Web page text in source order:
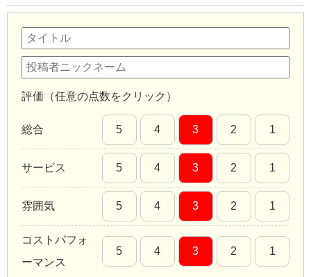
評価（任意の点数をクリック）
総合 5 4 3 2 1
サービス 5 4 3 2 1
雰囲気 5 4 3 2 1
コストパフォ
ーマンス
5 4 3 2 1